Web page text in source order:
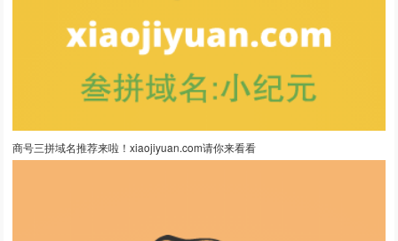
商号三拼域名推荐来啦！xiaojiyuan.com请你来看看